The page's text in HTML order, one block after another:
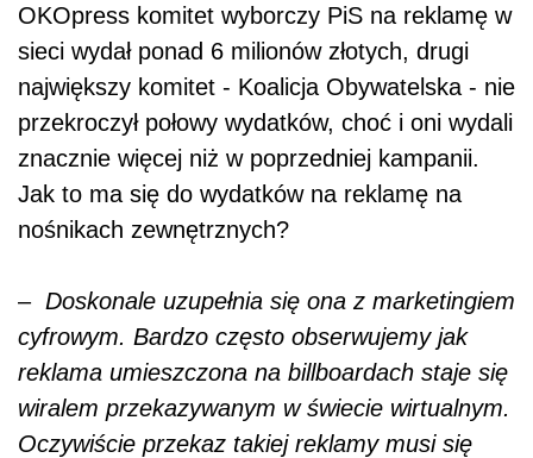
OKOpress komitet wyborczy PiS na reklamę w
sieci wydał ponad 6 milionów złotych, drugi
największy komitet - Koalicja Obywatelska - nie
przekroczył połowy wydatków, choć i oni wydali
znacznie więcej niż w poprzedniej kampanii.
Jak to ma się do wydatków na reklamę na
nośnikach zewnętrznych?
– Doskonale uzupełnia się ona z marketingiem
cyfrowym. Bardzo często obserwujemy jak
reklama umieszczona na billboardach staje się
wiralem przekazywanym w świecie wirtualnym.
Oczywiście przekaz takiej reklamy musi się